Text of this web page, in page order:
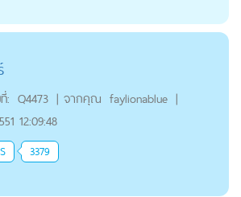
: Q4473 | จากคุณ faylionablue |
12:09:48
3379